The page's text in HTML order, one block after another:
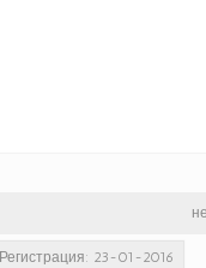
Регистрация: 23-01-2016